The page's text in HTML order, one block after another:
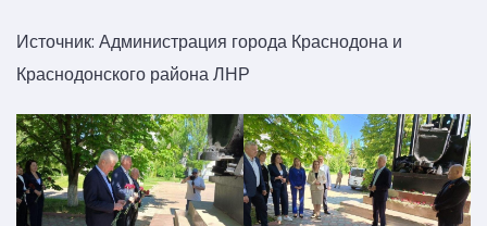
Источник: Администрация города Краснодона и
Краснодонского района ЛНР